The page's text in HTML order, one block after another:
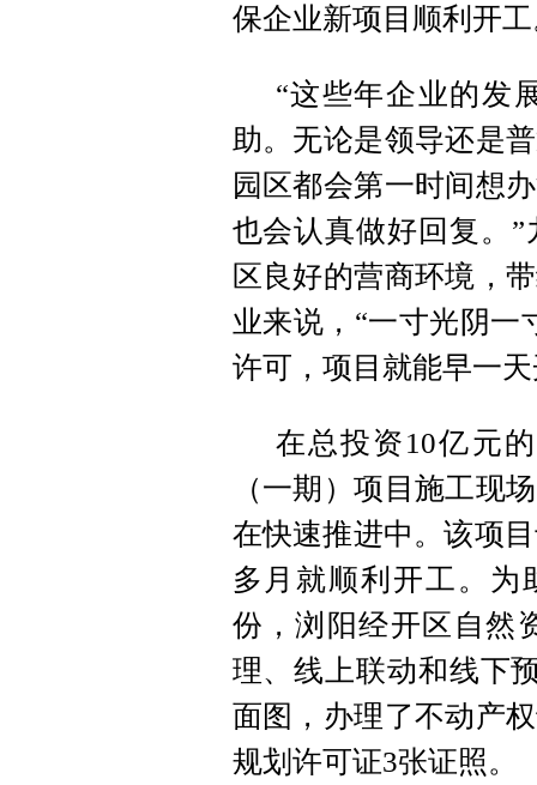
保企业新项目顺利开
“这些年企业的发
助。无论是领导还是
园区都会第一时间想
也会认真做好回复。
区良好的营商环境，
业来说，“一寸光阴一
许可，项目就能早一
在总投资10亿元
（一期）项目施工现
在快速推进中。该项
多月就顺利开工。为
份，浏阳经开区自然
理、线上联动和线下
面图，办理了不动产
规划许可证3张证照。